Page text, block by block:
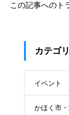
この記事へのト
カテゴ
イベント
かほく市